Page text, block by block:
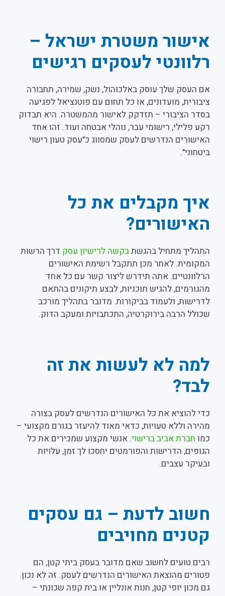
אישור משטרת ישראל –
רלוונטי לעסקים רגישים
אם העסק שלך עוסק באלכוהול, נשק, שמירה, תחבורה
ציבורית, מועדונים, או כל תחום עם פוטנציאל לפגיעה
בסדר הציבורי – תזדקק לאישור מהמשטרה. היא תבדוק
רקע פלילי, רישומי עבר, נוהלי אבטחה ועוד. זהו אחד
האישורים הנדרשים לעסק שמסווג כ"עסק טעון רישוי
ביטחוני".
איך מקבלים את כל
האישורים?
התהליך מתחיל בהגשתבקשה לרישיון עסק דרך הרשות
המקומית. לאחר מכן תתקבל רשימת האישורים
הרלוונטיים. אתה תידרש ליצור קשר עם כל אחד
מהגורמים, להגיש תוכניות, לבצע תיקונים בהתאם
לדרישות, ולעמוד בביקורות. מדובר בתהליך מורכב
שכולל הרבה בירוקרטיה, התכתבויות ומעקב הדוק.
למה לא לעשות את זה
לבד?
כדי להוציא את כל האישורים הנדרשים לעסק בצורה
מהירה וללא טעויות, כדאי מאוד להיעזר בגורם מקצועי –
כמו חברת אביב ברישוי. אנשי מקצוע שמכירים את כל
הגופים, הדרישות והפורמטים יחסכו לך זמן, עלויות
ובעיקר עצבים.
חשוב לדעת – גם עסקים
קטנים מחויבים
רבים טועים לחשוב שאם מדובר בעסק ביתי קטן, הם
פטורים מהוצאת האישורים הנדרשים לעסק. זה לא נכון.
גם מכון יופי קטן, חנות אונליין או בית קפה שכונתי –